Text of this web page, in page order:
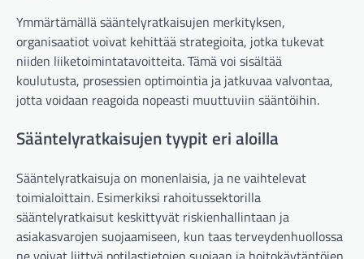
Ymmärtämällä sääntelyratkaisujen merkityksen,
organisaatiot voivat kehittää strategioita, jotka tukevat
niiden liiketoimintatavoitteita. Tämä voi sisältää
koulutusta, prosessien optimointia ja jatkuvaa valvontaa,
jotta voidaan reagoida nopeasti muuttuviin sääntöihin.
Sääntelyratkaisujen tyypit eri aloilla
Sääntelyratkaisuja on monenlaisia, ja ne vaihtelevat
toimialoittain. Esimerkiksi rahoitussektorilla
sääntelyratkaisut keskittyvät riskienhallintaan ja
asiakasvarojen suojaamiseen, kun taas terveydenhuollossa